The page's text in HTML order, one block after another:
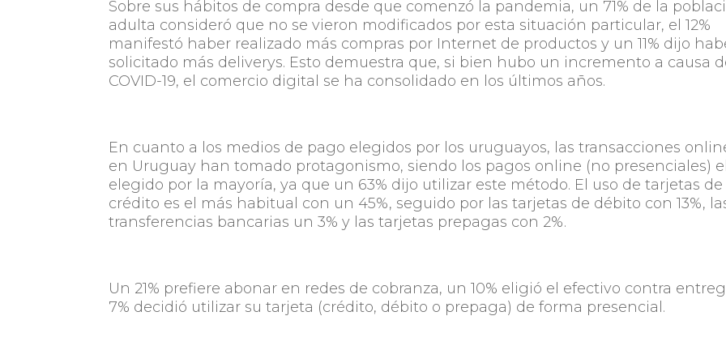
Sobre sus hábitos de compra desde que comenzó la pandemia, un 71% de la
adulta consideró que no se vieron modificados por esta situación particular, el 12%
manifestó haber realizado más compras por Internet de productos y un 11% dijo
solicitado más deliverys. Esto demuestra que, si bien hubo un incremento a causa
COVID-19, el comercio digital se ha consolidado en los últimos años.
En cuanto a los medios de pago elegidos por los uruguayos, las transacciones
en Uruguay han tomado protagonismo, siendo los pagos online (no presenciales) el
elegido por la mayoría, ya que un 63% dijo utilizar este método. El uso de tarjetas de
crédito es el más habitual con un 45%, seguido por las tarjetas de débito con 13%,
transferencias bancarias un 3% y las tarjetas prepagas con 2%.
Un 21% prefiere abonar en redes de cobranza, un 10% eligió el efectivo contra
7% decidió utilizar su tarjeta (crédito, débito o prepaga) de forma presencial.